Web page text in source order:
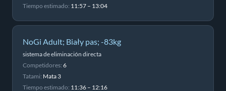
Tiempo estimado: 11:57 – 13:04
NoGi Adult; Biały pas; -83kg
sistema de eliminación directa
Competidores: 6
Tatami: Mata 3
Tiempo estimado: 11:36 – 12:16